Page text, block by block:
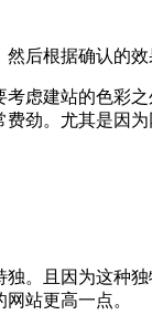
后根据确认的
虑建站的色彩
劲。尤其是因
。且因为这种
站更高一点。